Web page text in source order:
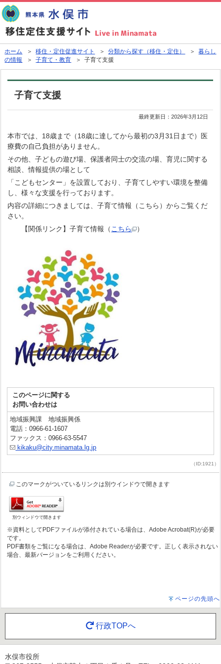
ホーム ＞移住・定住促進サイト ＞分類から探す（移住・定住） ＞暮らし
の情報
＞子育て・教育 ＞ 子育て支援
子育て支援
最終更新日：2026年3月12日
本市では、18歳まで（18歳に達してから最初の3月31日まで）医
療費の自己負担がありません。
その他、子どもの遊び場、保護者同士の交流の場、育児に関する
相談、情報提供の場として
「こどもセンター」を設置しており、子育てしやすい環境を整備
し、様々な支援を行っております。
内容の詳細につきましては、子育て情報（こちら）からご覧くだ
さい。
【関係リンク】子育て情報（ こちら ）
このページに関する
お問い合わせは
地域振興課 地域振興係
電話：0966-61-1607
ファックス：0966-63-5547
kikaku@city.minamata.lg.jp
（ID:1921）
このマークがついているリンクは別ウインドウで開きます
別ウィンドウで開きます
※資料としてPDFファイルが添付されている場合は、Adobe Acrobat(R)が必要
です。
PDF書類をご覧になる場合は、Adobe Readerが必要です。正しく表示されない
場合、最新バージョンをご利用ください。
ページの先頭へ
行政TOPへ
水俣市役所